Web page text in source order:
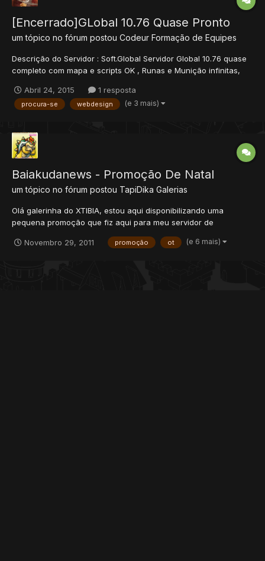
[Encerrado]GLobal 10.76 Quase Pronto
um tópico no fórum postou Codeur Formação de Equipes
Descrição do Servidor : Soft.Global Servidor Global 10.76 quase
completo com mapa e scripts OK , Runas e Munição infinitas,
(Sábado), esta muito bom, porem encontramos algumas
dificuldade em modificar algumas coisas no site como os aviso...
Abril 24, 2015 1 resposta
procura-se webdesign (e 3 mais)
Baiakudanews - Promoção De Natal
um tópico no fórum postou TapiDika Galerias
Olá galerinha do XTIBIA, estou aqui disponibilizando uma
pequena promoção que fiz aqui para meu servidor de
inauguração já que iremos inaugura próximo ao natal, mas
como dito todos podem utilizar esse banner de promoção!
Novembro 29, 2011 promoção ot (e 6 mais)